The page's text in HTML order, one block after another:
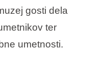
gosti dela
ter
umetnosti.